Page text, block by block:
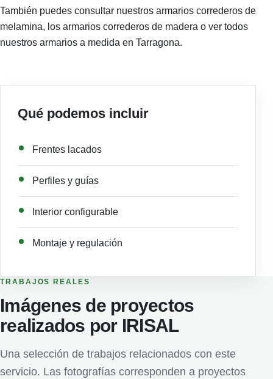
También puedes consultar nuestros armarios correderos de
melamina, los armarios correderos de madera o ver todos
nuestros armarios a medida en Tarragona.
Qué podemos incluir
Frentes lacados
Perfiles y guías
Interior configurable
Montaje y regulación
TRABAJOS REALES
Imágenes de proyectos
realizados por IRISAL
Una selección de trabajos relacionados con este
servicio. Las fotografías corresponden a proyectos